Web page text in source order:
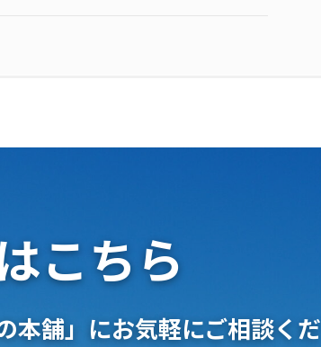
こちら
本舗」 にお気軽にご相談くだ